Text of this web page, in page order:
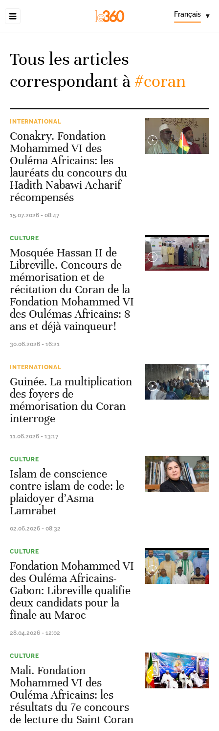
Français ▾
Tous les articles
correspondant à#coran
INTERNATIONAL
Conakry. Fondation
Mohammed VI des
Ouléma Africains: les
lauréats du concours du
Hadith Nabawi Acharif
récompensés
15.07.2026 - 08:47
CULTURE
Mosquée Hassan II de
Libreville. Concours de
mémorisation et de
récitation du Coran de la
Fondation Mohammed VI
des Oulémas Africains: 8
ans et déjà vainqueur!
30.06.2026 - 16:21
INTERNATIONAL
Guinée. La multiplication
des foyers de
mémorisation du Coran
interroge
11.06.2026 - 13:17
CULTURE
Islam de conscience
contre islam de code: le
plaidoyer d’Asma
Lamrabet
02.06.2026 - 08:32
CULTURE
Fondation Mohammed VI
des Ouléma Africains-
Gabon: Libreville qualifie
deux candidats pour la
finale au Maroc
28.04.2026 - 12:02
CULTURE
Mali. Fondation
Mohammed VI des
Ouléma Africains: les
résultats du 7e concours
de lecture du Saint Coran